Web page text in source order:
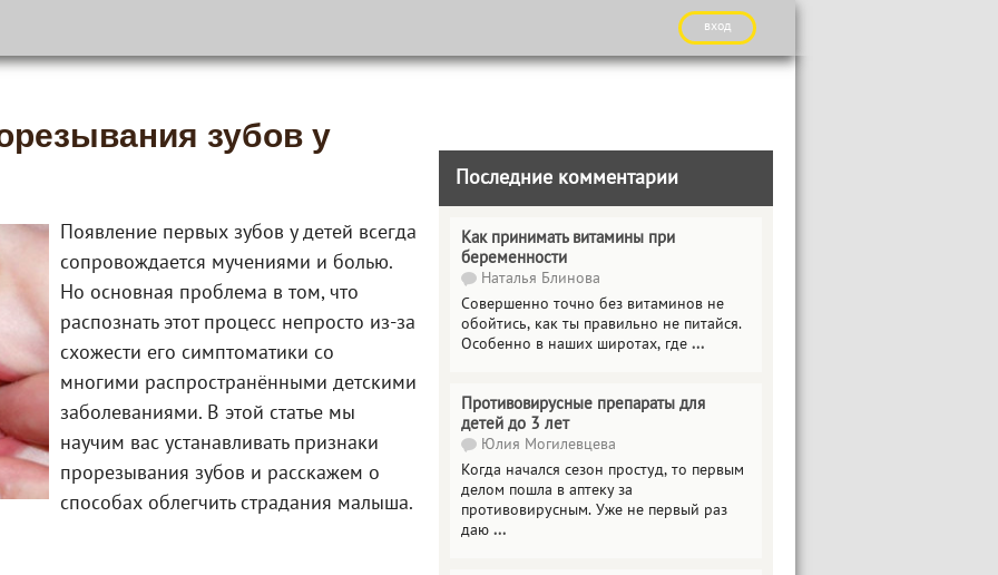
вход
зубов у
Появление первых зубов у детей всегда
сопровождается мучениями и болью.
Но основная проблема в том, что
распознать этот процесс непросто из-за
схожести его симптоматики со
многими распространёнными детскими
заболеваниями. В этой статье мы
научим вас устанавливать признаки
прорезывания зубов и расскажем о
способах облегчить страдания малыша.
Последние комментарии
Как принимать витамины при
беременности
Наталья Блинова
Совершенно точно без витаминов не
обойтись, как ты правильно не питайся.
Особенно в наших широтах, где ...
Противовирусные препараты для
детей до 3 лет
Юлия Могилевцева
Когда начался сезон простуд, то первым
делом пошла в аптеку за
противовирусным. Уже не первый раз
даю ...